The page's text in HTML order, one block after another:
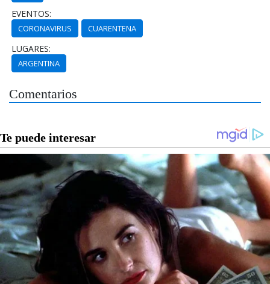
EVENTOS:
CORONAVIRUS CUARENTENA
LUGARES:
ARGENTINA
Comentarios